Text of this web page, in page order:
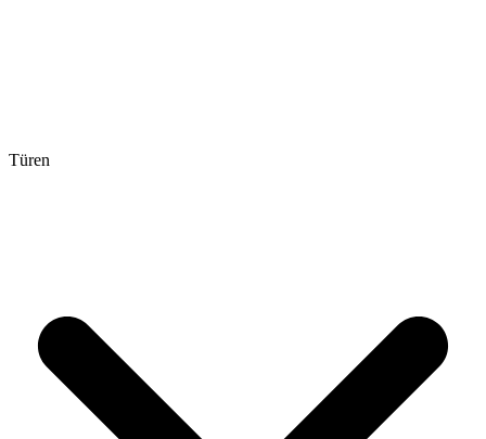
Türen